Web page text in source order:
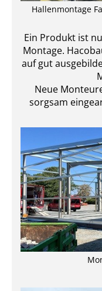
Hallenmontage
Ein Produkt ist
Montage.
auf gut
Neue
sorgsam